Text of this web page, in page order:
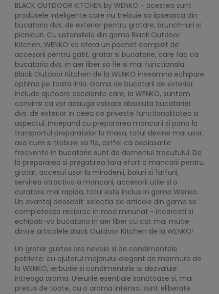
BLACK OUTDOOR KITCHEN by WENKO - acestea sunt
produsele inteligente care nu trebuie sa lipseasca din
bucataria dvs. de exterior pentru gratare, brunch-uri si
picnicuri. Cu ustensilele din gama Black Outdoor
Kitchen, WENKO va ofera un pachet complet de
accesorii pentru gatit, gratar si bucatarie, care fac ca
bucataria dvs. in aer liber sa fie si mai functionala.
Black Outdoor Kitchen de la WENKO inseamna echipare
optima pe toata linia. Gama de bucatarii de exterior
include ajutoare excelente care, la WENKO, suntem
convinsi ca vor adauga valoare absoluta bucatariei
dvs. de exterior in ceea ce priveste functionalitatea si
aspectul. Incepand cu prepararea mancarii si pana la
transportul preparatelor la masa, totul devine mai usor,
asa cum si trebuie sa fie, astfel ca deplasarile
frecvente in bucatarie sunt de domeniul trecutului. De
la prepararea si pregatirea fara efort a mancarii pentru
gratar, accesul usor la mirodenii, boluri si farfurii,
servirea atractiva a mancarii, accesorii utile si o
curatare mai rapida, totul este inclus in gama Wenko.
Un avantaj deosebit: selectia de articole din gama se
completeaza reciproc in mod minunat - incercati si
echipati-va bucataria in aer liber cu cat mai multe
dintre articolele Black Outdoor Kitchen de la WENKO!
Un gratar gustos are nevoie si de condimentele
potrivite: cu ajutorul mojarului elegant de marmura de
la WENKO, ierburile si condimentele isi dezvaluie
intreaga aroma. Uleiurile esentiale sanatoase si, mai
presus de toate, cu o aroma intensa, sunt eliberate